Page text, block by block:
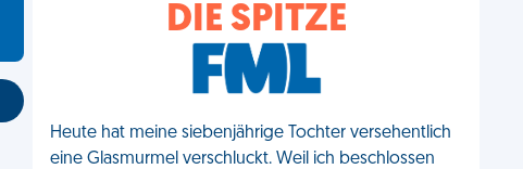
DIE SPITZE
Heute hat meine siebenjährige Tochter versehentlich
eine Glasmurmel verschluckt. Weil ich beschlossen